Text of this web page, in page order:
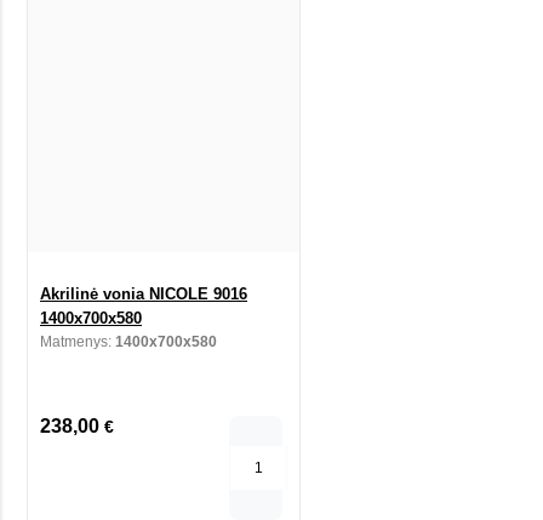
Akrilinė vonia NICOLE 9016
1400x700x580
Matmenys: 1400x700x580
238,00 €